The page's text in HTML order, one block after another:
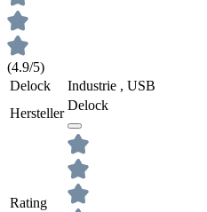
(4.9/5)
Delock
Industrie , USB
Hersteller
Delock
Rating